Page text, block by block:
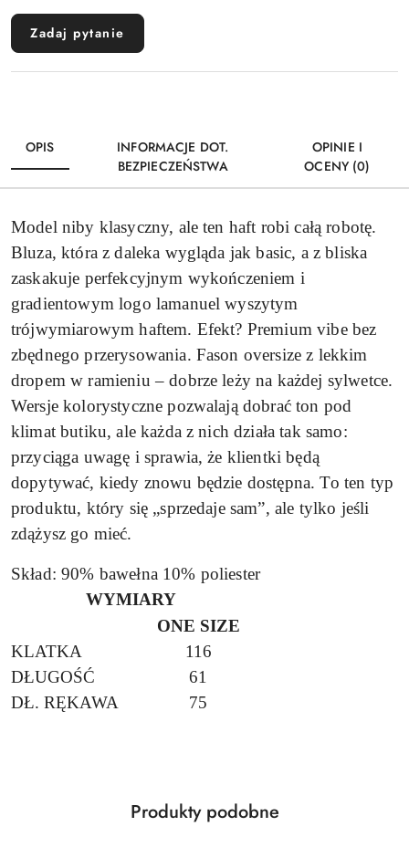
Zadaj pytanie
OPIS
INFORMACJE DOT.
BEZPIECZEŃSTWA
OPINIE I
OCENY (0)
Model niby klasyczny, ale ten haft robi całą robotę.
Bluza, która z daleka wygląda jak basic, a z bliska
zaskakuje perfekcyjnym wykończeniem i
gradientowym logo lamanuel wyszytym
trójwymiarowym haftem. Efekt? Premium vibe bez
zbędnego przerysowania. Fason oversize z lekkim
dropem w ramieniu – dobrze leży na każdej sylwetce.
Wersje kolorystyczne pozwalają dobrać ton pod
klimat butiku, ale każda z nich działa tak samo:
przyciąga uwagę i sprawia, że klientki będą
dopytywać, kiedy znowu będzie dostępna. To ten typ
produktu, który się „sprzedaje sam”, ale tylko jeśli
zdążysz go mieć.
Skład: 90% bawełna 10% poliester
WYMIARY
ONE SIZE
KLATKA
116
DŁUGOŚĆ
61
DŁ. RĘKAWA
75
Pomiń karuzelę produktów
Produkty
Produkty podobne